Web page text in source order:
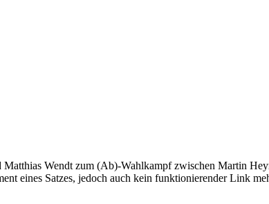
Wendt zum (Ab)-Wahlkampf zwischen Martin
eines Satzes, jedoch auch kein funktionierender Link